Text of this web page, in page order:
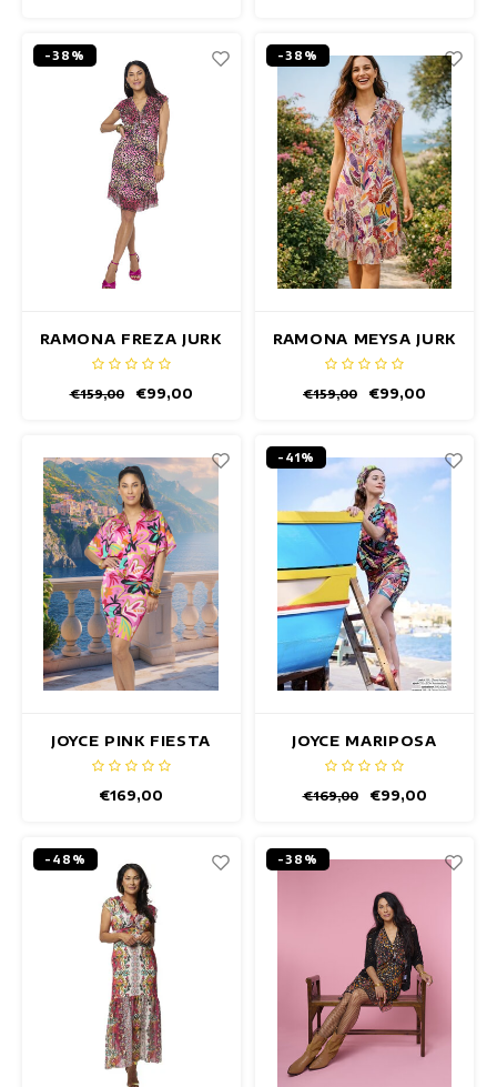
-38%
RAMONA FREZA JURK
€159,00 €99,00
-38%
RAMONA MEYSA JURK
€159,00 €99,00
JOYCE PINK FIESTA
JURK
€169,00
-41%
JOYCE MARIPOSA
JURK
€169,00 €99,00
-48% -38%